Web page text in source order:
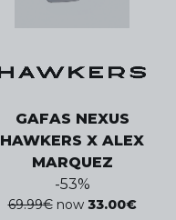
GAFAS NEXUS
HAWKERS X ALEX
MARQUEZ
-53%
69.99€ now 33.00€